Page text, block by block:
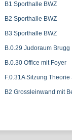
B1 Sporthalle BWZ
B2 Sporthalle BWZ
B3 Sporthalle BWZ
B.0.29 Judoraum Brugg
B.0.30 Office mit Foyer
F.0.31A Sitzung Theorie
B2 Grossleinwand mit